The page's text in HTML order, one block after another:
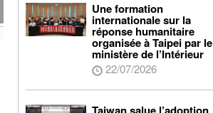
Une formation
internationale sur la
réponse humanitaire
organisée à Taipei par le
ministère de l’Intérieur
22/07/2026